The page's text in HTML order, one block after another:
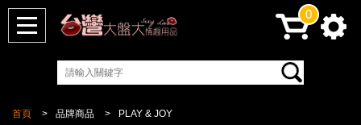
首頁 品牌商品
PLAY & JOY
0